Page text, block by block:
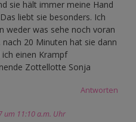
sie hält immer meine Hand
liebt sie besonders. Ich
weder was sehe noch voran
20 Minuten hat sie dann
einen Krampf
Zottellotte Sonja
Antworten
um 11:10 a.m. Uhr